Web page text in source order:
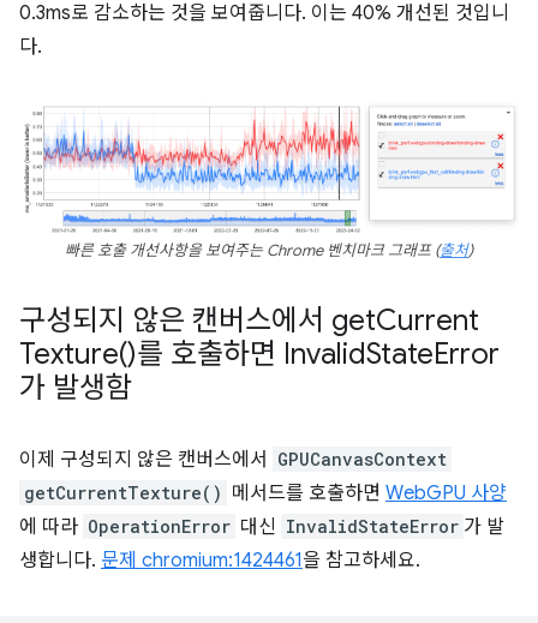
0.3ms로 감소하는 것을 보여줍니다. 이는 40% 개선된 것입니
다.
빠른 호출 개선사항을 보여주는 Chrome 벤치마크 그래프 (출처)
구성되지 않은 캔버스에서 getCurrent
Texture()를 호출하면 InvalidStateError
가 발생함
이제 구성되지 않은 캔버스에서
GPUCanvasContext
getCurrentTexture() 메서드를 호출하면 WebGPU 사양
에 따라 OperationError 대신 InvalidStateError 가 발
생합니다. 문제 chromium:1424461을 참고하세요.